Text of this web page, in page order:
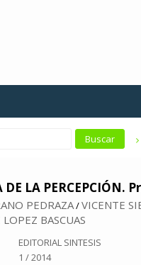
DE LA PERCEPCIÓN.
PEDRAZA/VICENTE
BASCUAS
EDITORIAL SINTESIS
1 / 2014